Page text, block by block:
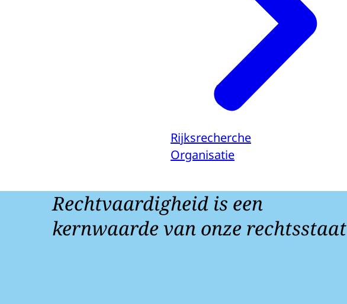
Rijksrecherche
Organisatie
Rechtvaardigheid is een
kernwaarde van onze rechtsstaat